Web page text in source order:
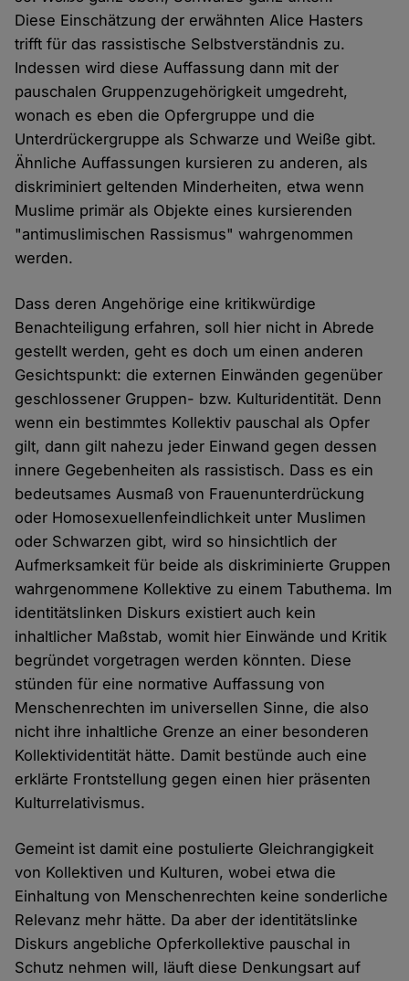
Diese Einschätzung der erwähnten Alice Hasters
trifft für das rassistische Selbstverständnis zu.
Indessen wird diese Auffassung dann mit der
pauschalen Gruppenzugehörigkeit umgedreht,
wonach es eben die Opfergruppe und die
Unterdrückergruppe als Schwarze und Weiße gibt.
Ähnliche Auffassungen kursieren zu anderen, als
diskriminiert geltenden Minderheiten, etwa wenn
Muslime primär als Objekte eines kursierenden
"antimuslimischen Rassismus" wahrgenommen
werden.
Dass deren Angehörige eine kritikwürdige
Benachteiligung erfahren, soll hier nicht in Abrede
gestellt werden, geht es doch um einen anderen
Gesichtspunkt: die externen Einwänden gegenüber
geschlossener Gruppen- bzw. Kulturidentität. Denn
wenn ein bestimmtes Kollektiv pauschal als Opfer
gilt, dann gilt nahezu jeder Einwand gegen dessen
innere Gegebenheiten als rassistisch. Dass es ein
bedeutsames Ausmaß von Frauenunterdrückung
oder Homosexuellenfeindlichkeit unter Muslimen
oder Schwarzen gibt, wird so hinsichtlich der
Aufmerksamkeit für beide als diskriminierte Gruppen
wahrgenommene Kollektive zu einem Tabuthema. Im
identitätslinken Diskurs existiert auch kein
inhaltlicher Maßstab, womit hier Einwände und Kritik
begründet vorgetragen werden könnten. Diese
stünden für eine normative Auffassung von
Menschenrechten im universellen Sinne, die also
nicht ihre inhaltliche Grenze an einer besonderen
Kollektividentität hätte. Damit bestünde auch eine
erklärte Frontstellung gegen einen hier präsenten
Kulturrelativismus.
Gemeint ist damit eine postulierte Gleichrangigkeit
von Kollektiven und Kulturen, wobei etwa die
Einhaltung von Menschenrechten keine sonderliche
Relevanz mehr hätte. Da aber der identitätslinke
Diskurs angebliche Opferkollektive pauschal in
Schutz nehmen will, läuft diese Denkungsart auf